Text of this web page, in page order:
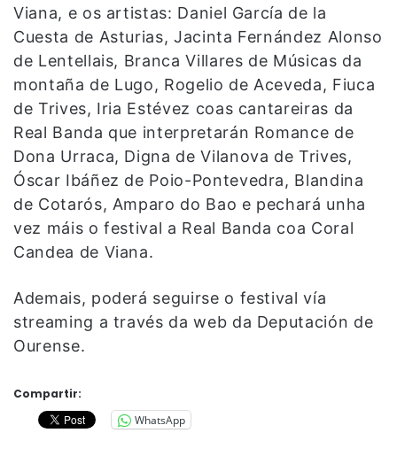
Viana, e os artistas: Daniel García de la
Cuesta de Asturias, Jacinta Fernández Alonso
de Lentellais, Branca Villares de Músicas da
montaña de Lugo, Rogelio de Aceveda, Fiuca
de Trives, Iria Estévez coas cantareiras da
Real Banda que interpretarán Romance de
Dona Urraca, Digna de Vilanova de Trives,
Óscar Ibáñez de Poio-Pontevedra, Blandina
de Cotarós, Amparo do Bao e pechará unha
vez máis o festival a Real Banda coa Coral
Candea de Viana.
Ademais, poderá seguirse o festival vía
streaming a través da web da Deputación de
Ourense.
Compartir:
WhatsApp